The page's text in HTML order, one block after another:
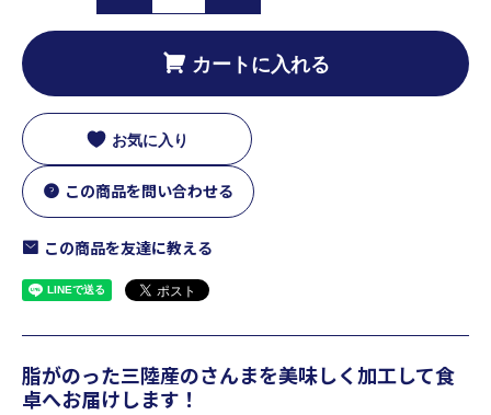
カートに入れる
お気に入り
この商品を問い合わせる
この商品を友達に教える
脂がのった三陸産のさんまを美味しく加工して食
卓へお届けします！